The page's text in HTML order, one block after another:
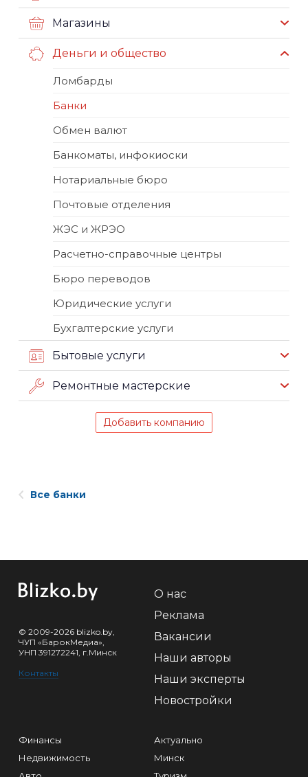
Магазины
Деньги и общество
Ломбарды
Банки
Обмен валют
Банкоматы, инфокиоски
Нотариальные бюро
Почтовые отделения
ЖЭС и ЖРЭО
Расчетно-справочные центры
Бюро переводов
Юридические услуги
Бухгалтерские услуги
Бытовые услуги
Ремонтные мастерские
Добавить компанию
Все банки
© 2009-2026 blizko.by,
ЧУП «БарокМедиа»,
УНП 391272241, г.Минск
Контакты
О нас
Реклама
Вакансии
Наши авторы
Наши эксперты
Новостройки
Финансы
Недвижимость
Актуально
Минск